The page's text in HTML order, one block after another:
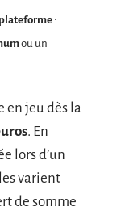
plateforme :
ou un
en jeu dès la
. En
lors d’un
varient
de somme